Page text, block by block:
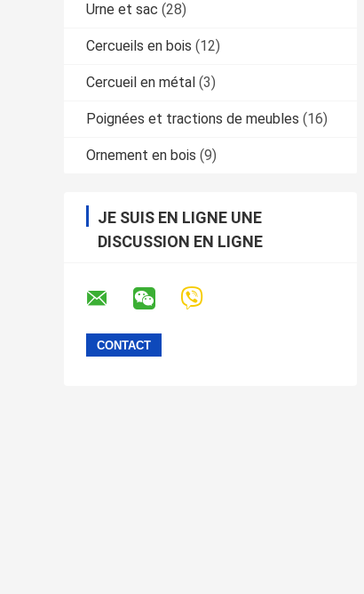
Urne et sac (28)
Cercueils en bois (12)
Cercueil en métal (3)
Poignées et tractions de meubles (16)
Ornement en bois (9)
JE SUIS EN LIGNE UNE
DISCUSSION EN LIGNE